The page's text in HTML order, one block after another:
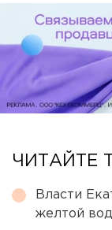
ЧИТАЙТЕ
Власти
желтой